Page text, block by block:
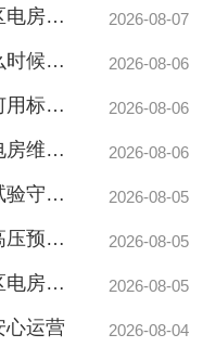
工业电房稳定运行背后，海珠区电房维护公司如何守护写字楼与工厂用电安全 2026-08-07
你的配电房上次专业巡检是什么时候？白云配电房巡检公司告诉你定期检测有多重要 2026-08-06
你知道白云配电房保养公司如何用标准化流程守护企业电力安全吗？ 2026-08-06
从机场到写字楼，荔湾区高压电房维保公司如何守护电力生命线 2026-08-06
医院电房检测怎么做？预防性试验守护生命线不停摆 2026-08-05
海珠私立医院高危电房隐患，高压预防性试验守护生命线 2026-08-05
电力检修护航酒店运营，白云区电房托管公司实力护航地标建筑 2026-08-05
心运营 2026-08-04